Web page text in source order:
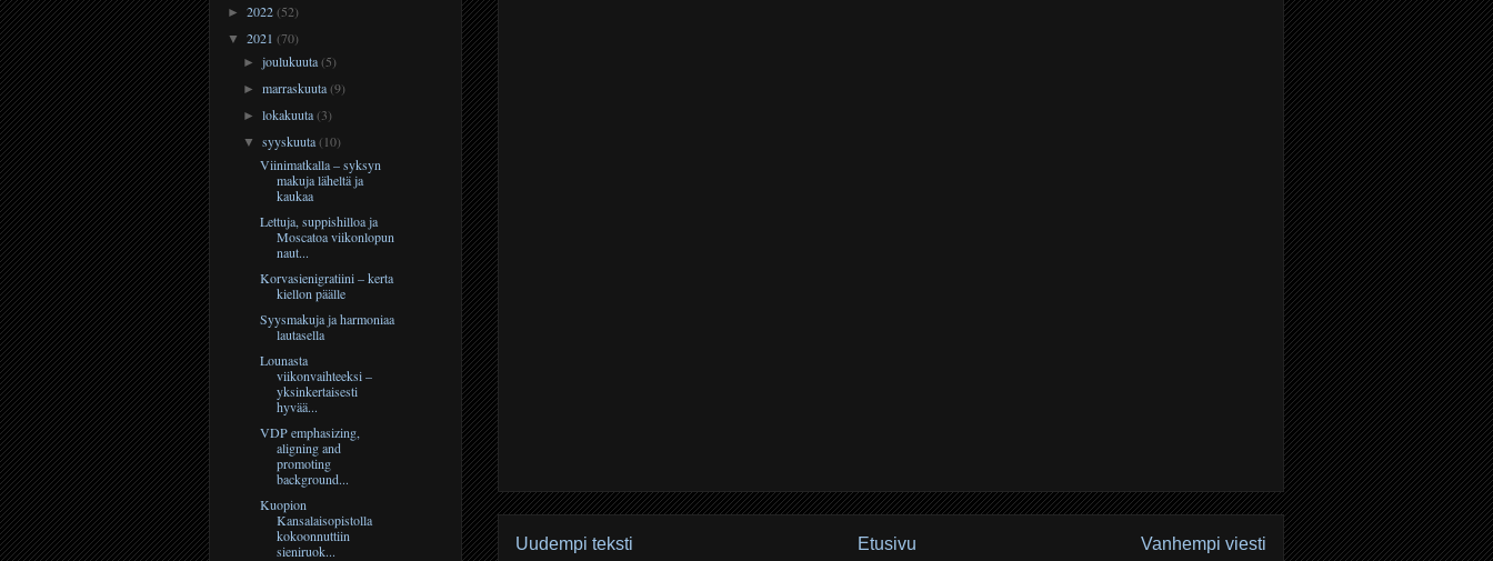
Uudempi teksti Vanhempi viesti
Etusivu
► 2022(52)
▼ 2021 (70)
►joulukuuta(5)
►marraskuuta(9)
►lokakuuta(3)
▼syyskuuta(10)
Viinimatkalla – syksyn
makuja läheltä ja
kaukaa
Lettuja, suppishilloa ja
Moscatoa viikonlopun
naut...
Korvasienigratiini – kerta
kiellon päälle
Syysmakuja ja harmoniaa
lautasella
Lounasta
viikonvaihteeksi –
yksinkertaisesti
hyvää...
VDP emphasizing,
aligning and
promoting
background...
Kuopion
Kansalaisopistolla
kokoonnuttiin
sieniruok...